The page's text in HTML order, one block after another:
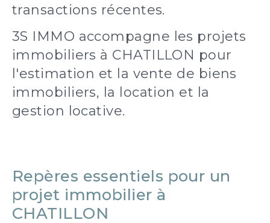
transactions récentes.
3S IMMO accompagne les projets
immobiliers à CHATILLON pour
l'estimation et la vente de biens
immobiliers, la location et la
gestion locative.
Repères essentiels pour un
projet immobilier à
CHATILLON